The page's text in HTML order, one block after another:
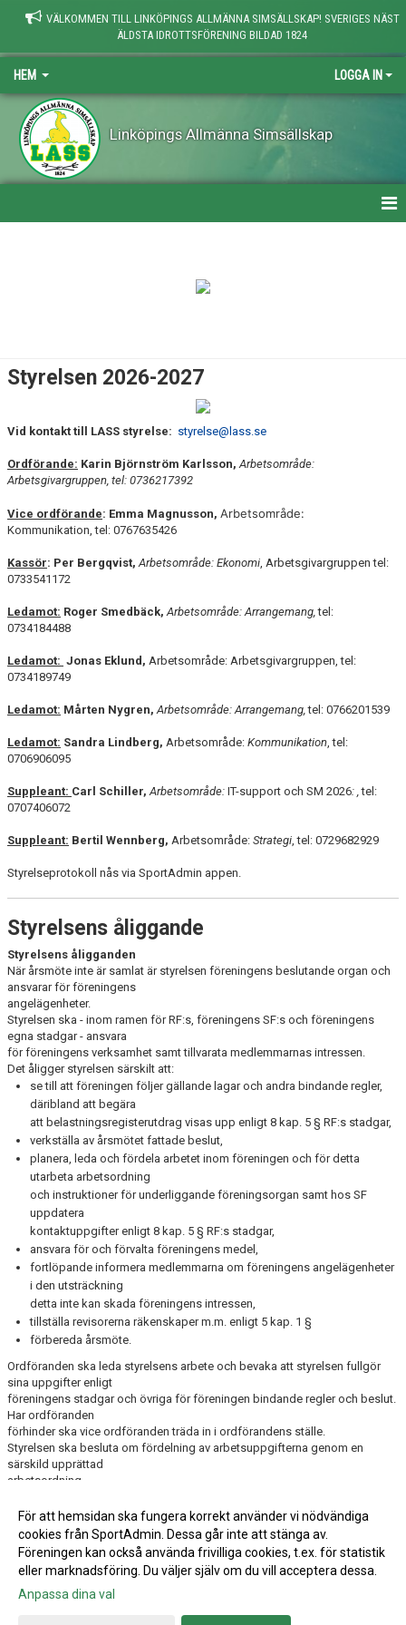
VÄLKOMMEN TILL LINKÖPINGS ALLMÄNNA SIMSÄLLSKAP! SVERIGES NÄST
ÄLDSTA IDROTTSFÖRENING BILDAD 1824
HEM LOGGA IN
Linköpings Allmänna Simsällskap
PERSONAL
STYRELSEN OCH VÅRA UPPDRAG
MEDLEMSDIALOG
MEDLEMSKAP
FRITIDSKORTET
FAQ
Styrelsen 2026-2027
Vid kontakt till LASS styrelse: styrelse@lass.se
Ordförande: Karin Björnström Karlsson,Arbetsområde:
Arbetsgivargruppen, tel: 0736217392
Vice ordförande: Emma Magnusson, Arbetsområde:
Kommunikation, tel: 0767635426
Kassör: Per Bergqvist,Arbetsområde: Ekonomi, Arbetsgivargruppen tel:
0733541172
Ledamot: Roger Smedbäck, Arbetsområde: Arrangemang,tel:
0734184488
Ledamot: Jonas Eklund, Arbetsområde: Arbetsgivargruppen, tel:
0734189749
Ledamot: Mårten Nygren,Arbetsområde: Arrangemang,tel: 0766201539
Ledamot: Sandra Lindberg, Arbetsområde: Kommunikation, tel:
0706906095
Suppleant: Carl Schiller, Arbetsområde: IT-support och SM 2026: ,tel:
0707406072
Suppleant: Bertil Wennberg, Arbetsområde: Strategi, tel: 0729682929
Styrelseprotokoll nås via SportAdmin appen.
Styrelsens åliggande
Styrelsens åligganden
När årsmöte inte är samlat är styrelsen föreningens beslutande organ och
ansvarar för föreningens
angelägenheter.
Styrelsen ska - inom ramen för RF:s, föreningens SF:s och föreningens
egna stadgar - ansvara
för föreningens verksamhet samt tillvarata medlemmarnas intressen.
Det åligger styrelsen särskilt att:
se till att föreningen följer gällande lagar och andra bindande regler,
däribland att begära
att belastningsregisterutdrag visas upp enligt 8 kap. 5 § RF:s stadgar,
verkställa av årsmötet fattade beslut,
planera, leda och fördela arbetet inom föreningen och för detta
utarbeta arbetsordning
och instruktioner för underliggande föreningsorgan samt hos SF
uppdatera
kontaktuppgifter enligt 8 kap. 5 § RF:s stadgar,
ansvara för och förvalta föreningens medel,
fortlöpande informera medlemmarna om föreningens angelägenheter
i den utsträckning
detta inte kan skada föreningens intressen,
tillställa revisorerna räkenskaper m.m. enligt 5 kap. 1 §
förbereda årsmöte.
Ordföranden ska leda styrelsens arbete och bevaka att styrelsen fullgör
sina uppgifter enligt
föreningens stadgar och övriga för föreningen bindande regler och beslut.
Har ordföranden
förhinder ska vice ordföranden träda in i ordförandens ställe.
Styrelsen ska besluta om fördelning av arbetsuppgifterna genom en
särskild upprättad
arbetsordning
Strategisk plan") kan ni under Kapitel 6, §2 läsa mera om åligganden för
styrelsen.LASS Stadgar
Gå till Webbversion
För att hemsidan ska fungera korrekt använder vi nödvändiga
cookies från SportAdmin. Dessa går inte att stänga av.
Föreningen kan också använda frivilliga cookies, t.ex. för statistik
eller marknadsföring. Du väljer själv om du vill acceptera dessa.
Anpassa dina val